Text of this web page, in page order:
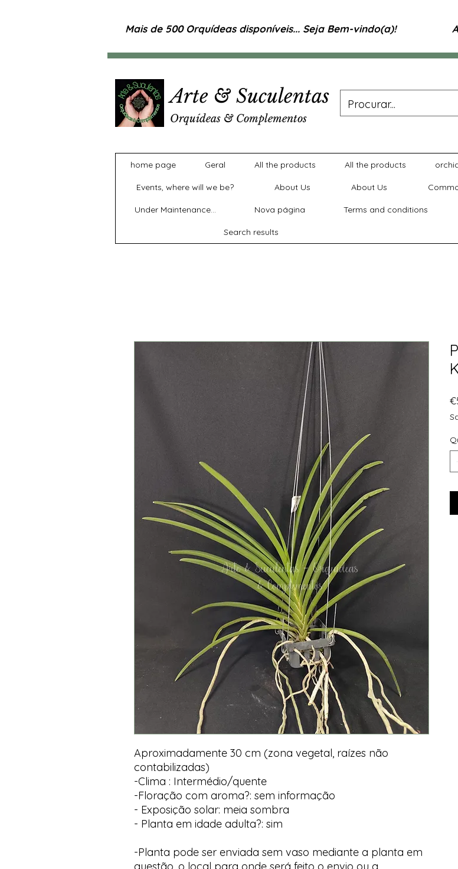
Mais de 500 Orquídeas disponíveis... Seja Bem-vindo(a)!
Arte & Suculentas
Orquídeas & Complementos
home page Geral All the products All the products
Events, where will we be? About Us About Us
Under Maintenance... Nova página Terms and conditions
Search results
Aproximadamente 30 cm (zona vegetal, raízes não
contabilizadas)
-Clima : Intermédio/quente
-Floração com aroma?: sem informação
- Exposição solar: meia sombra
- Planta em idade adulta?: sim
-Planta pode ser enviada sem vaso mediante a planta em
questão, o local para onde será feito o envio ou a